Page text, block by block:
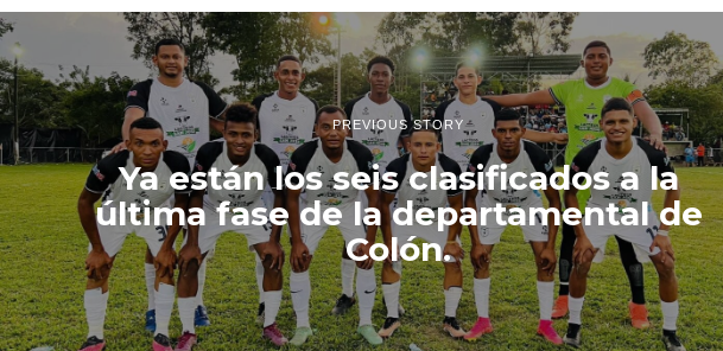
PREVIOUS STORY
Ya están los seis clasificados a la
última fase de la departamental de
Colón.